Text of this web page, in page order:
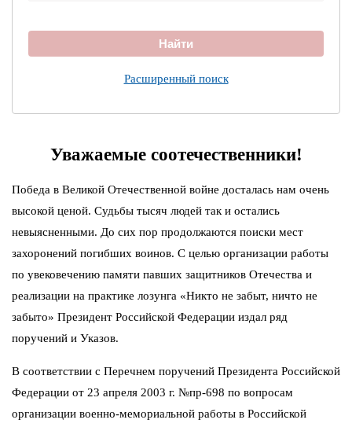
Найти
Расширенный поиск
Уважаемые соотечественники!
Победа в Великой Отечественной войне досталась нам очень
высокой ценой. Судьбы тысяч людей так и остались
невыясненными. До сих пор продолжаются поиски мест
захоронений погибших воинов. С целью организации работы
по увековечению памяти павших защитников Отечества и
реализации на практике лозунга «Никто не забыт, ничто не
забыто» Президент Российской Федерации издал ряд
поручений и Указов.
В соответствии с Перечнем поручений Президента Российской
Федерации от 23 апреля 2003 г. №пр-698 по вопросам
организации военно-мемориальной работы в Российской